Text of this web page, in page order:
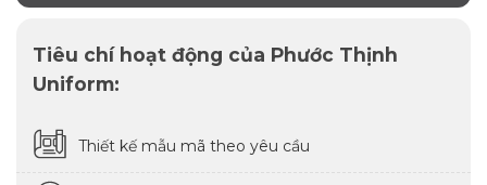
Tiêu chí hoạt động của Phước Thịnh
Uniform:
Thiết kế mẫu mã theo yêu cầu